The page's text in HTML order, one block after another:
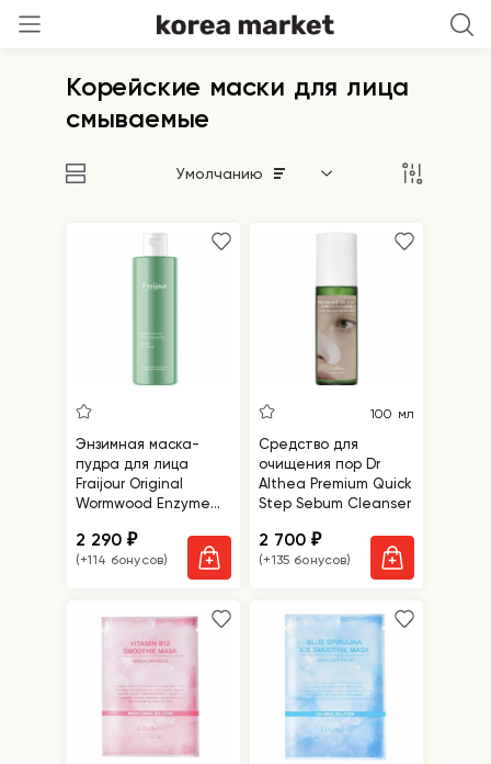
Корейские маски для лица
смываемые
Умолчанию
Энзимная маска-
пудра для лица
Fraijour Original
Wormwood Enzyme
2 290₽
(+114 бонусов)
100 мл
Средство для
очищения пор Dr
Althea Premium Quick
Step Sebum Cleanser
2 700₽
(+135 бонусов)